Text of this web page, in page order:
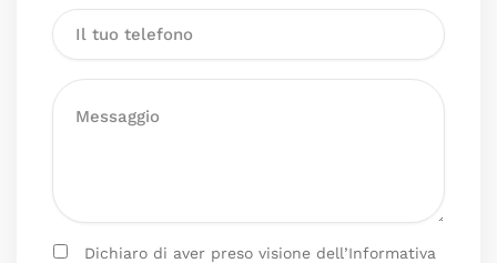
Dichiaro di aver preso visione dell’Informativa